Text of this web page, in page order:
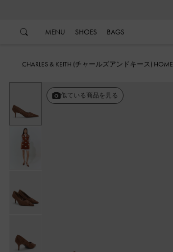
MENU SHOES BAGS
CHARLES & KEITH (チャールズアンドキース) HOME
似ている商品を見る